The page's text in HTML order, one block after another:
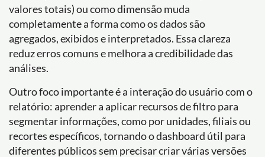
valores totais) ou como dimensão muda
completamente a forma como os dados são
agregados, exibidos e interpretados. Essa clareza
reduz erros comuns e melhora a credibilidade das
análises.
Outro foco importante é a interação do usuário com o
relatório: aprender a aplicar recursos de filtro para
segmentar informações, como por unidades, filiais ou
recortes específicos, tornando o dashboard útil para
diferentes públicos sem precisar criar várias versões